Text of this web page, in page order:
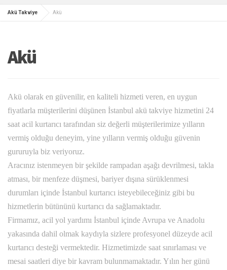
Akü Takviye Akü
Akü
Akü olarak en güvenilir, en kaliteli hizmeti veren, en uygun
fiyatlarla müşterilerini düşünen İstanbul akü takviye hizmetini 24
saat acil kurtarıcı tarafından siz değerli müşterilerimize yılların
vermiş olduğu deneyim, yine yılların vermiş olduğu güvenin
gururuyla biz veriyoruz.
Aracınız istenmeyen bir şekilde rampadan aşağı devrilmesi, takla
atması, bir menfeze düşmesi, bariyer dışına sürüklenmesi
durumları içinde İstanbul kurtarıcı isteyebileceğiniz gibi bu
hizmetlerin bütününü kurtarıcı da sağlamaktadır.
Firmamız, acil yol yardımı İstanbul içinde Avrupa ve Anadolu
yakasında dahil olmak kaydıyla sizlere profesyonel düzeyde acil
kurtarıcı desteği vermektedir. Hizmetimizde saat sınırlaması ve
mesai saatleri diye bir kavram bulunmamaktadır. Yılın her günü